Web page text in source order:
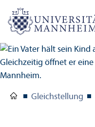
Gleich­stellung